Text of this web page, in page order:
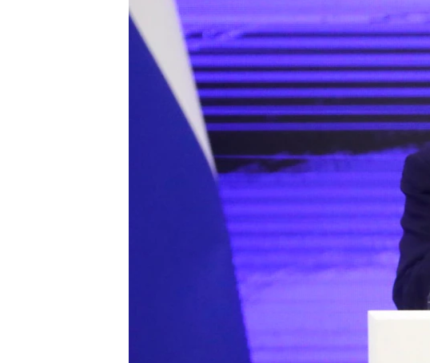
КРЫМ.НЕПОКОРЕННЫЙ
УКРАИНСКАЯ ПРОБЛЕМА КРЫМА